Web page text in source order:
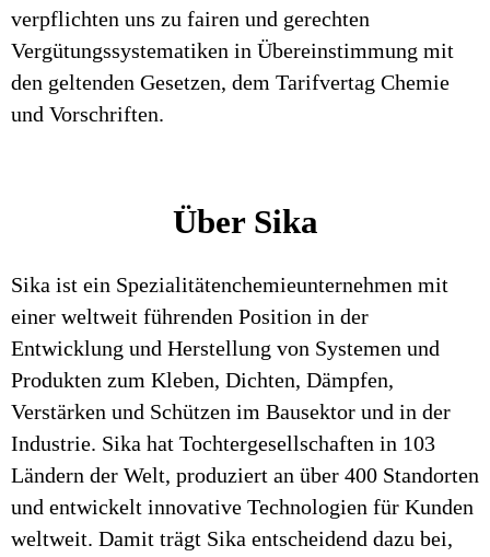
verpflichten uns zu fairen und gerechten
Vergütungssystematiken in Übereinstimmung mit
den geltenden Gesetzen, dem Tarifvertag Chemie
und Vorschriften.
Über Sika
Sika ist ein Spezialitätenchemieunternehmen mit
einer weltweit führenden Position in der
Entwicklung und Herstellung von Systemen und
Produkten zum Kleben, Dichten, Dämpfen,
Verstärken und Schützen im Bausektor und in der
Industrie. Sika hat Tochtergesellschaften in 103
Ländern der Welt, produziert an über 400 Standorten
und entwickelt innovative Technologien für Kunden
weltweit. Damit trägt Sika entscheidend dazu bei,